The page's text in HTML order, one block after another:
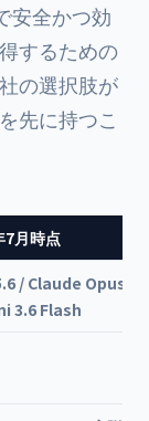
安全かつ効
するための
の選択肢が
先に持つこ
7月時点
/ Claude Opus 5 /
3.6 Flash